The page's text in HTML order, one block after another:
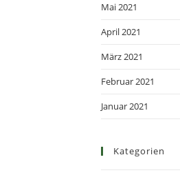
Mai 2021
April 2021
März 2021
Februar 2021
Januar 2021
Kategorien